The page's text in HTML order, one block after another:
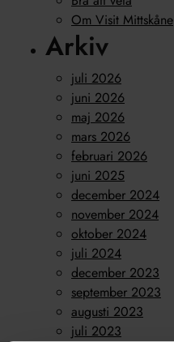
Om Visit Mittskåne
Arkiv
juli 2026
juni 2026
maj 2026
mars 2026
februari 2026
juni 2025
december 2024
november 2024
oktober 2024
juli 2024
december 2023
september 2023
augusti 2023
juli 2023